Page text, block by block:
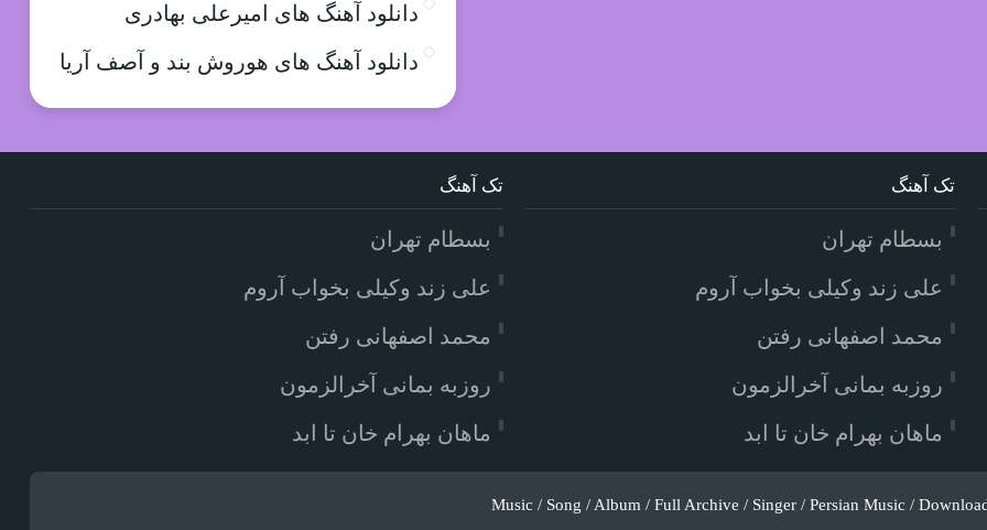
دانلود آهنگ های امیرعلی بهادری
دانلود آهنگ های هوروش بند و آصف آریا
تک آهنگ
بسطام تهران
علی زند وکیلی بخواب آروم
محمد اصفهانی رفتن
روزبه بمانی آخرالزمون
ماهان بهرام خان تا ابد
تک آهنگ
بسطام تهران
علی زند وکیلی بخواب آروم
محمد اصفهانی رفتن
روزبه بمانی آخرالزمون
ماهان بهرام خان تا ابد
Music / Song / Album / Full Archive / Singer / Persian Music /